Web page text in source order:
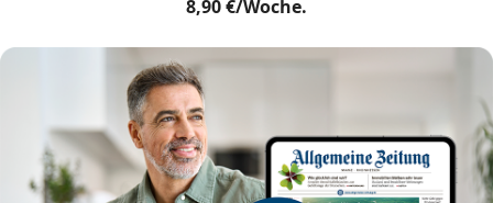
8,90 €/Woche.
Produkt